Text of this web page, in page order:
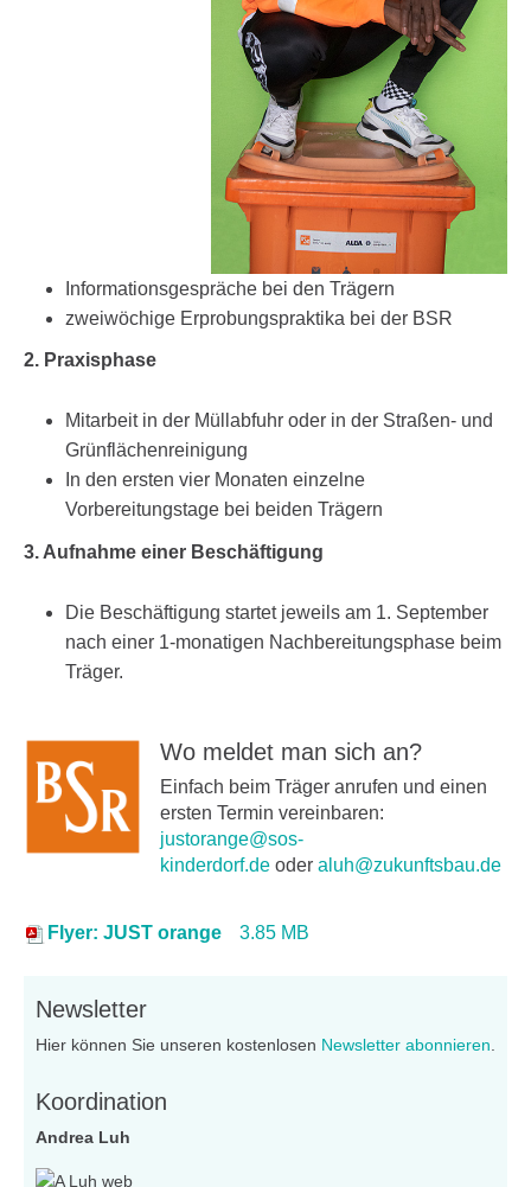
Informationsgespräche bei den Trägern
zweiwöchige Erprobungspraktika bei der BSR
2. Praxisphase
Mitarbeit in der Müllabfuhr oder in der Straßen- und
Grünflächenreinigung
In den ersten vier Monaten einzelne
Vorbereitungstage bei beiden Trägern
3. Aufnahme einer Beschäftigung
Die Beschäftigung startet jeweils am 1. September
nach einer 1-monatigen Nachbereitungsphase beim
Träger.
Wo meldet man sich an?
Einfach beim Träger anrufen und einen
ersten Termin vereinbaren:
justorange@sos-
kinderdorf.de oder aluh@zukunftsbau.de
Flyer: JUST orange 3.85 MB
Newsletter
Hier können Sie unseren kostenlosen Newsletter abonnieren.
Koordination
Andrea Luh